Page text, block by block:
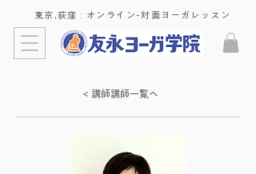
東京,荻窪 : ​オンライン-対面ヨーガレッスン
< 講師講師一覧へ